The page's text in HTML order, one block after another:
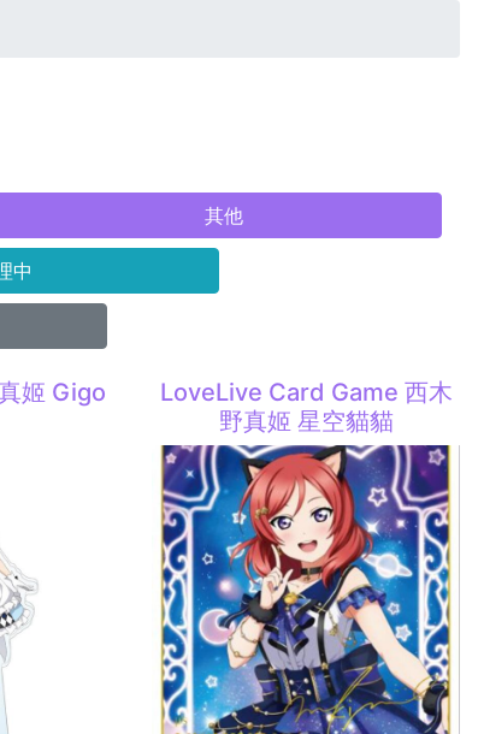
其他
中
姬 Gigo
LoveLive Card Game 西木
野真姬 星空貓貓